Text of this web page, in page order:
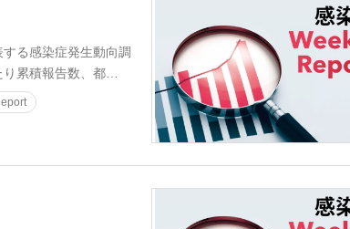
る感染症発生動向調
累積報告数、都…